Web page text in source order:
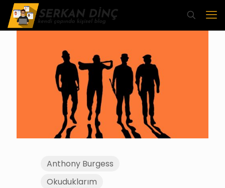
Anthony Burgess
Okuduklarım